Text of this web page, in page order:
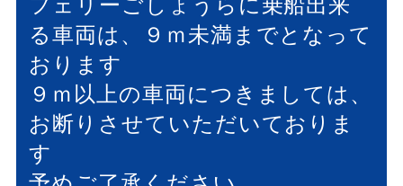
フェリーごしょうらに乗船出来
る車両は、９ｍ未満までとなって
おります
９ｍ以上の車両につきましては、
お断りさせていただいておりま
す